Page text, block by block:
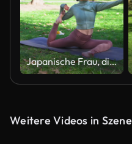
Japanische Frau, die sich im Park streckt
Weitere Videos in Szene